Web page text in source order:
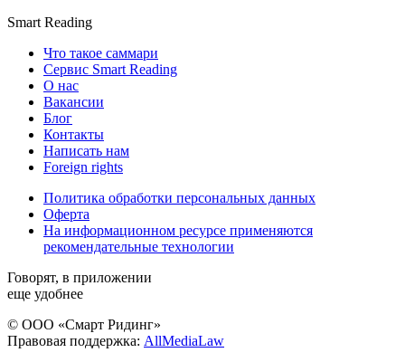
Smart Reading
Что такое саммари
Сервис Smart Reading
О нас
Вакансии
Блог
Контакты
Написать нам
Foreign rights
Политика обработки персональных данных
Оферта
На информационном ресурсе применяются
рекомендательные технологии
Говорят, в приложении
еще удобнее
© ООО «Смарт Ридинг»
Правовая поддержка: AllMediaLaw